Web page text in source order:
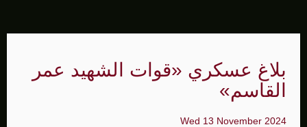
بلاغ عسكري «قوات الشهيد عمر
القاسم»
Wed 13 November 2024